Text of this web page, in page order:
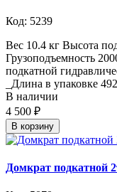
Код: 5239
Вес 10.4 кг Высота
Грузоподъемность
подкатной
_Длина в упаковке
В наличии
4 500 ₽
В корзину
Домкрат подкатной